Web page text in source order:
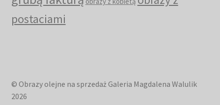
postaciami
© Obrazy olejne na sprzedaż Galeria Magdalena Walulik
2026